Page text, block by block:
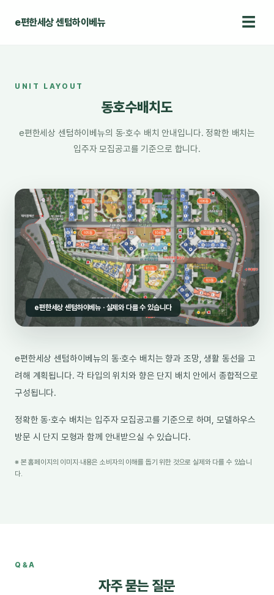
e편한세상 센텀하이베뉴 ☰
UNIT LAYOUT
동호수배치도
e편한세상 센텀하이베뉴의 동·호수 배치 안내입니다. 정확한 배치는
입주자 모집공고를 기준으로 합니다.
e편한세상 센텀하이베뉴 · 실제와 다를 수 있습니다
e편한세상 센텀하이베뉴의 동·호수 배치는 향과 조망, 생활 동선을 고
려해 계획됩니다. 각 타입의 위치와 향은 단지 배치 안에서 종합적으로
구성됩니다.
정확한 동·호수 배치는 입주자 모집공고를 기준으로 하며, 모델하우스
방문 시 단지 모형과 함께 안내받으실 수 있습니다.
※ 본 홈페이지의 이미지·내용은 소비자의 이해를 돕기 위한 것으로 실제와 다를 수 있습니
다.
Q&A
자주 묻는 질문